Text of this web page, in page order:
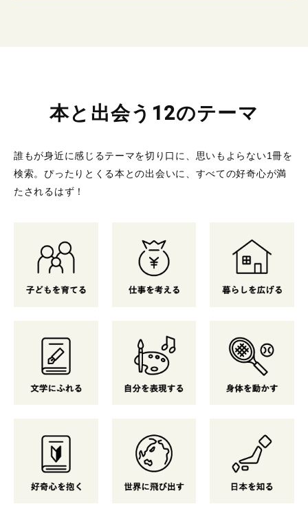
本と出会う12のテーマ
誰もが身近に感じるテーマを切り口に、思いもよらない1冊を
検索。 ぴったりとくる本との出会いに、すべての好奇心が満
たされるはず！